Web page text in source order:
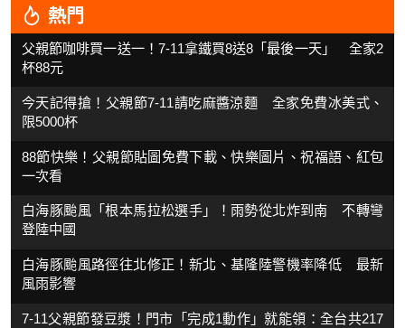
熱門
父親節咖啡買一送一！7-11拿鐵買8送8「最後一天」 全家2
杯88元
今天記得搶！父親節7-11請吃麻醬涼麵 全家免費冰美式、
限5000杯
88節快樂！父親節貼圖免費下載、快樂圖片、祝福語、紅包
一次看
白海豚颱風「根本馬拉松選手」！雨勢從北炸到南 不轉彎
登陸中國
白海豚颱風路徑往北修正！新北、基隆陸警機率降低 最新
風雨影響
7-11父親節發豆漿！門市「完成1動作」就能領：全台共217